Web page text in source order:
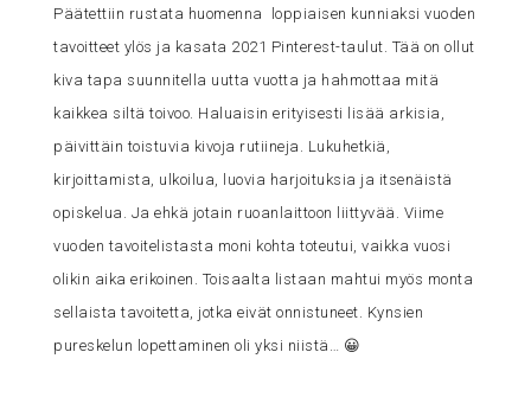
Päätettiin rustata huomenna loppiaisen kunniaksi vuoden
tavoitteet ylös ja kasata 2021 Pinterest-taulut. Tää on ollut
kiva tapa suunnitella uutta vuotta ja hahmottaa mitä
kaikkea siltä toivoo. Haluaisin erityisesti lisää arkisia,
päivittäin toistuvia kivoja rutiineja. Lukuhetkiä,
kirjoittamista, ulkoilua, luovia harjoituksia ja itsenäistä
opiskelua. Ja ehkä jotain ruoanlaittoon liittyvää. Viime
vuoden tavoitelistasta moni kohta toteutui, vaikka vuosi
olikin aika erikoinen. Toisaalta listaan mahtui myös monta
sellaista tavoitetta, jotka eivät onnistuneet. Kynsien
pureskelun lopettaminen oli yksi niistä… 😀